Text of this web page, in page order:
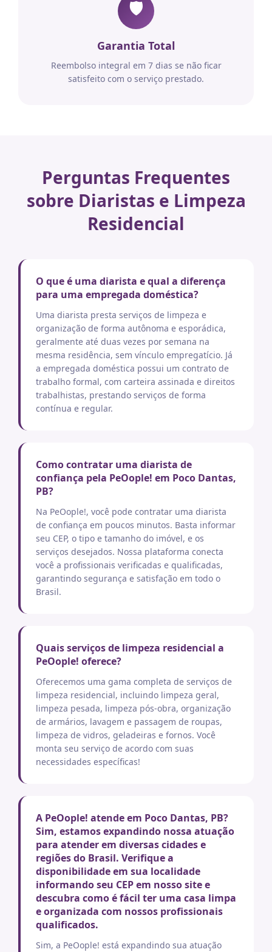
🛡️
Garantia Total
Reembolso integral em 7 dias se não ficar
satisfeito com o serviço prestado.
Perguntas Frequentes
sobre Diaristas e Limpeza
Residencial
O que é uma diarista e qual a diferença
para uma empregada doméstica?
Uma diarista presta serviços de limpeza e
organização de forma autônoma e esporádica,
geralmente até duas vezes por semana na
mesma residência, sem vínculo empregatício. Já
a empregada doméstica possui um contrato de
trabalho formal, com carteira assinada e direitos
trabalhistas, prestando serviços de forma
contínua e regular.
Como contratar uma diarista de
confiança pela PeOople! em Poco Dantas,
PB?
Na PeOople!, você pode contratar uma diarista
de confiança em poucos minutos. Basta informar
seu CEP, o tipo e tamanho do imóvel, e os
serviços desejados. Nossa plataforma conecta
você a profissionais verificadas e qualificadas,
garantindo segurança e satisfação em todo o
Brasil.
Quais serviços de limpeza residencial a
PeOople! oferece?
Oferecemos uma gama completa de serviços de
limpeza residencial, incluindo limpeza geral,
limpeza pesada, limpeza pós-obra, organização
de armários, lavagem e passagem de roupas,
limpeza de vidros, geladeiras e fornos. Você
monta seu serviço de acordo com suas
necessidades específicas!
A PeOople! atende em Poco Dantas, PB?
Sim, estamos expandindo nossa atuação
para atender em diversas cidades e
regiões do Brasil. Verifique a
disponibilidade em sua localidade
informando seu CEP em nosso site e
descubra como é fácil ter uma casa limpa
e organizada com nossos profissionais
qualificados.
Sim, a PeOople! está expandindo sua atuação